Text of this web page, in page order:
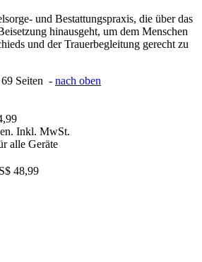
und Bestattungspraxis, die über das
hinausgeht, um dem Menschen
und der Trauerbegleitung gerecht zu
69 Seiten - nach oben
Inkl. MwSt.
alle Geräte
48,99